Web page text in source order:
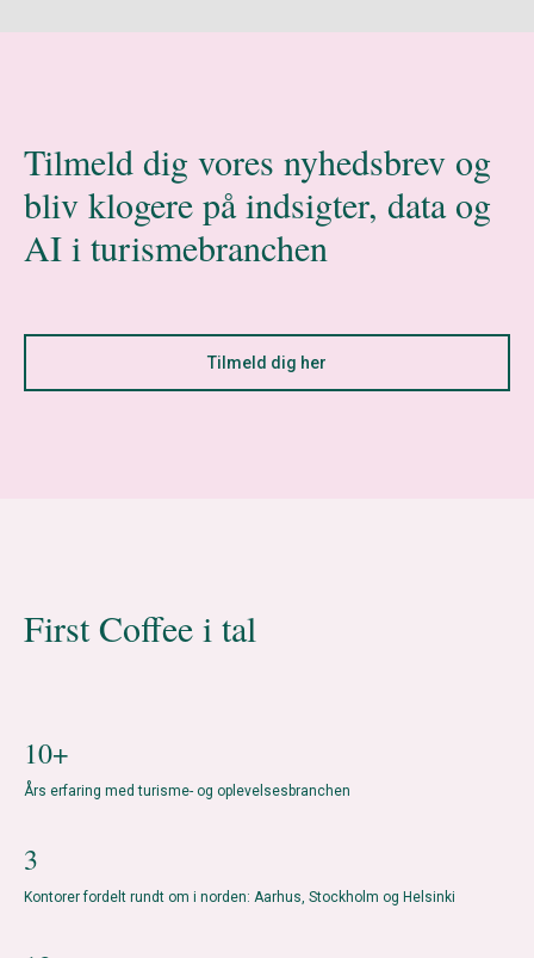
Tilmeld dig vores nyhedsbrev og
bliv klogere på indsigter, data og
AI i turismebranchen
Tilmeld dig her
First Coffee i tal
10+
Års erfaring med turisme- og oplevelsesbranchen
3
Kontorer fordelt rundt om i norden: Aarhus, Stockholm og Helsinki